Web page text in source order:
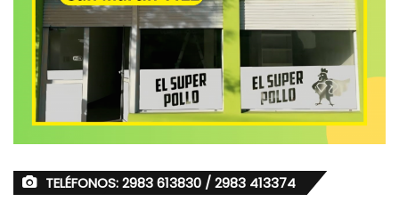
TELÉFONOS: 2983 613830 / 2983 413374